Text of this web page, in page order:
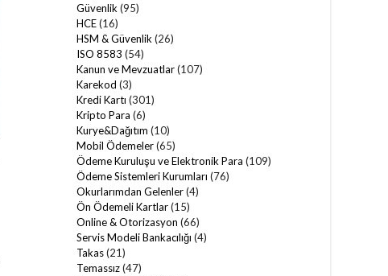
Güvenlik (95)
HCE(16)
HSM & Güvenlik (26)
ISO 8583 (54)
Kanun ve Mevzuatlar(107)
Karekod (3)
Kredi Kartı (301)
Kripto Para (6)
Kurye&Dağıtım (10)
Mobil Ödemeler(65)
Ödeme Kuruluşu ve Elektronik Para (109)
Ödeme Sistemleri Kurumları (76)
Okurlarımdan Gelenler(4)
Ön Ödemeli Kartlar(15)
Online & Otorizasyon (66)
Servis Modeli Bankacılığı (4)
Takas(21)
Temassız(47)